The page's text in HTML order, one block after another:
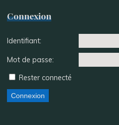
Connexion
Identifiant:
Mot de passe:
Rester connecté
Connexion